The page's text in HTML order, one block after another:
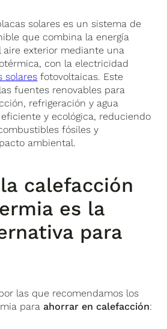
solares es un sistema de
que combina la energía
exterior mediante una
con la electricidad
solares fotovoltaicas. Este
fuentes renovables para
refrigeración y agua
y ecológica, reduciendo
fósiles y
ambiental.
calefacción
es la
para
las que recomendamos los
para ahorrar en calefacción: